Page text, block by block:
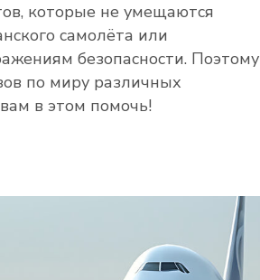
которые не умещаются
самолёта или
безопасности. Поэтому
по миру различных
в этом помочь!